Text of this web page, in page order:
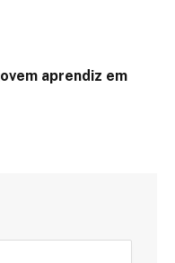
aprendiz em